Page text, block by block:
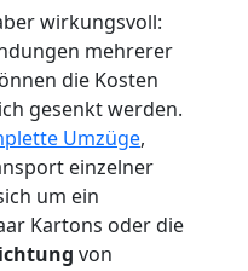
wirkungsvoll:
mehrerer
die Kosten
gesenkt werden.
Umzüge,
einzelner
um ein
Kartons oder die
von